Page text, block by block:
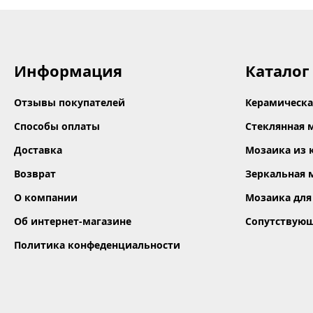
Информация
Отзывы покупателей
Способы оплаты
Доставка
Возврат
О компании
Об интернет-магазине
Политика конфеденциальности
Каталог
Стеклянная
Мозаика из
Зеркальная
Мозаика для